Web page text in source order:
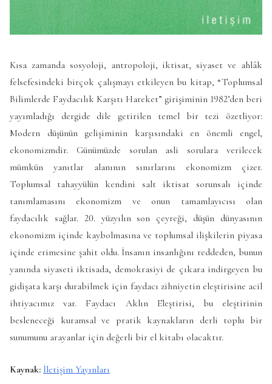
Kısa zamanda sosyoloji, antropoloji, iktisat, siyaset ve ahlâk
felsefesindeki birçok çalışmayı etkileyen bu kitap, “Toplumsal
Bilimlerde Faydacılık Karşıtı Hareket” girişiminin 1982’den beri
yayımladığı dergide dile getirilen temel bir tezi özetliyor:
Modern düşünün gelişiminin karşısındaki en önemli engel,
ekonomizmdir. Günümüzde sorulan asli sorulara verilecek
mümkün yanıtlar alanının sınırlarını ekonomizm çizer.
Toplumsal tahayyülün kendini salt iktisat sorunsalı içinde
tanımlamasını ekonomizm ve onun tamamlayıcısı olan
faydacılık sağlar. 20. yüzyılın son çeyreği, düşün dünyasının
ekonomizm içinde kaybolmasına ve toplumsal ilişkilerin piyasa
içinde erimesine şahit oldu. İnsanın insanlığını reddeden, bunun
yanında siyaseti iktisada, demokrasiyi de çıkara indirgeyen bu
gidişata karşı durabilmek için faydacı zihniyetin eleştirisine acil
ihtiyacımız var. Faydacı Aklın Eleştirisi, bu eleştirinin
besleneceği kuramsal ve pratik kaynakların derli toplu bir
sunumunu arayanlar için değerli bir el kitabı olacaktır.
Kaynak: İletişim Yayınları